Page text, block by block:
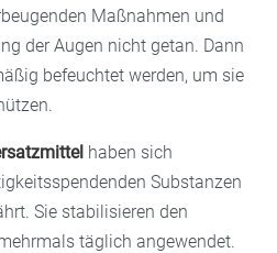
Maßnahmen und
der Augen nicht getan. Dann
befeuchtet werden, um sie
haben sich
Substanzen
Sie stabilisieren den
täglich angewendet.